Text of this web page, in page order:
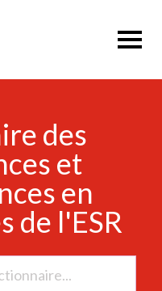
des
et
en
de l'ESR